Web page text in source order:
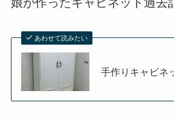
あわせて読みたい
手作りキャビネ